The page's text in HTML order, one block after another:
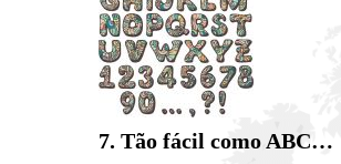
7. Tão fácil como ABC…